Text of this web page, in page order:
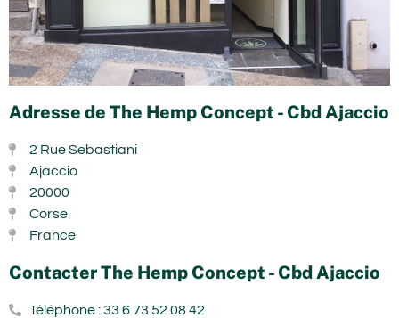
Adresse de The Hemp Concept - Cbd Ajaccio
2 Rue Sebastiani
Ajaccio
20000
Corse
France
Contacter The Hemp Concept - Cbd Ajaccio
Téléphone : 33 6 73 52 08 42